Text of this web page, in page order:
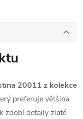
20011 z kolekce
preferuje většina
zdobí detaily zlaté